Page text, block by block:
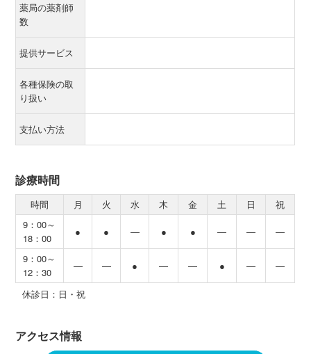
薬局の薬剤師
数
提供サービス
各種保険の取
り扱い
支払い方法
診療時間
時間 月 火 水 木 金 土 日
祝
9：00～
18：00
● ● ― ● ● ― ― ―
9：00～
12：30
― ― ● ― ― ● ― ―
休診日：日・祝
アクセス情報